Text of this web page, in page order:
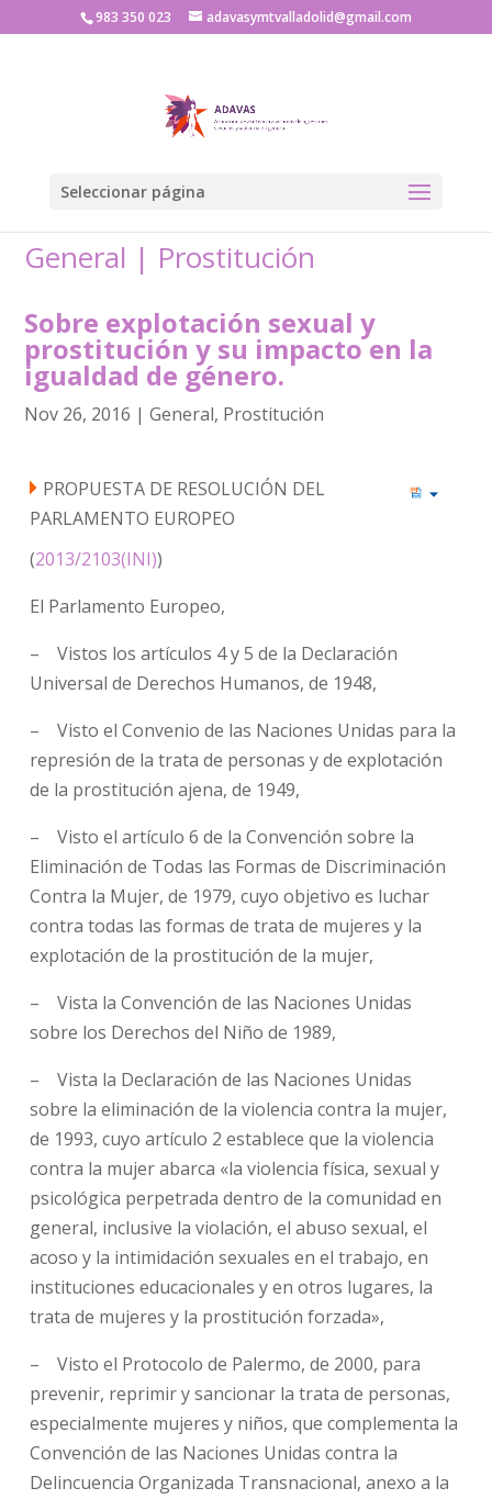
983 350 023 adavasymtvalladolid@gmail.com
Seleccionar página
General | Prostitución
Sobre explotación sexual y
prostitución y su impacto en la
igualdad de género.
Nov 26, 2016 |General, Prostitución
PROPUESTA DE RESOLUCIÓN DEL
PARLAMENTO EUROPEO
(2013/2103(INI))
El Parlamento Europeo,
– Vistos los artículos 4 y 5 de la Declaración
Universal de Derechos Humanos, de 1948,
– Visto el Convenio de las Naciones Unidas para la
represión de la trata de personas y de explotación
de la prostitución ajena, de 1949,
– Visto el artículo 6 de la Convención sobre la
Eliminación de Todas las Formas de Discriminación
Contra la Mujer, de 1979, cuyo objetivo es luchar
contra todas las formas de trata de mujeres y la
explotación de la prostitución de la mujer,
– Vista la Convención de las Naciones Unidas
sobre los Derechos del Niño de 1989,
– Vista la Declaración de las Naciones Unidas
sobre la eliminación de la violencia contra la mujer,
de 1993, cuyo artículo 2 establece que la violencia
contra la mujer abarca «la violencia física, sexual y
psicológica perpetrada dentro de la comunidad en
general, inclusive la violación, el abuso sexual, el
acoso y la intimidación sexuales en el trabajo, en
instituciones educacionales y en otros lugares, la
trata de mujeres y la prostitución forzada»,
– Visto el Protocolo de Palermo, de 2000, para
prevenir, reprimir y sancionar la trata de personas,
especialmente mujeres y niños, que complementa la
Convención de las Naciones Unidas contra la
Delincuencia Organizada Transnacional, anexo a la